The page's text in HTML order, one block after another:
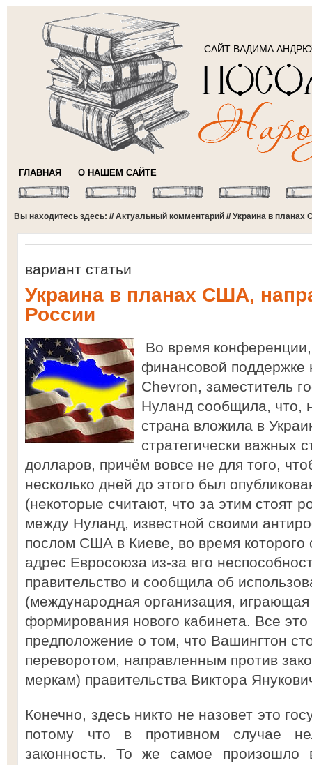
САЙТ ВАДИМА
ГЛАВНАЯ О НАШЕМ САЙТЕ
Вы находитесь здесь: //Актуальный комментарий // Украина в
вариант статьи
Украина в планах США,
России
Во время
финансовой поддержке
Chevron, заместитель
Нуланд сообщила, что,
страна вложила в
стратегически важных
долларов, причём вовсе не для того,
несколько дней до этого был
(некоторые считают, что за этим стоят
между Нуланд, известной своими
послом США в Киеве, во время которого
адрес Евросоюза из-за его
правительство и сообщила об
(международная организация,
формирования нового кабинета. Все
предположение о том, что Вашингтон
переворотом, направленным против
меркам) правительства Виктора
Конечно, здесь никто не назовет это
потому что в противном случае
законность. То же самое произошло